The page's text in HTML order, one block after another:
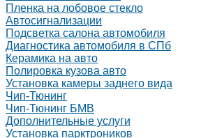
Пленка на лобовое стекло
Автосигнализации
Подсветка салона автомобиля
Диагностика автомобиля в СПб
Керамика на авто
Полировка кузова авто
Установка камеры заднего вида
Чип-Тюнинг
Чип-Тюнинг БМВ
Дополнительные услуги
Установка парктроников